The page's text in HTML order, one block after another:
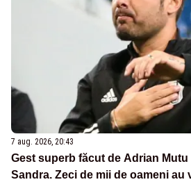
7 aug. 2026, 20:43
Gest superb făcut de Adrian
Sandra. Zeci de mii de oameni au